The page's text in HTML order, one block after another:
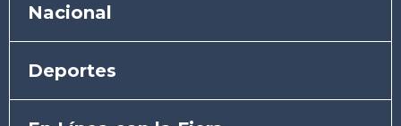
Nacional
Deportes